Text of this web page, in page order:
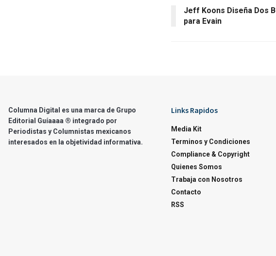
Jeff Koons Diseña Dos
para Evain
Columna Digital es una marca de Grupo
Editorial Guíaaaa ® integrado por
Periodistas y Columnistas mexicanos
interesados en la objetividad informativa.
Links Rapidos
Media Kit
Terminos y Condiciones
Compliance & Copyright
Quienes Somos
Trabaja con Nosotros
Contacto
RSS